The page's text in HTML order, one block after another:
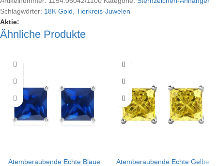
Schlagwörter: 18K Gold Tierkreis-Juwelen
Aktie:
Ähnliche Produkte
Atemberaubende Echte Blaue
Atemberaubende Echte Gelbe